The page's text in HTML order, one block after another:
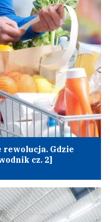
rewolucja. Gdzie
cz. 2]